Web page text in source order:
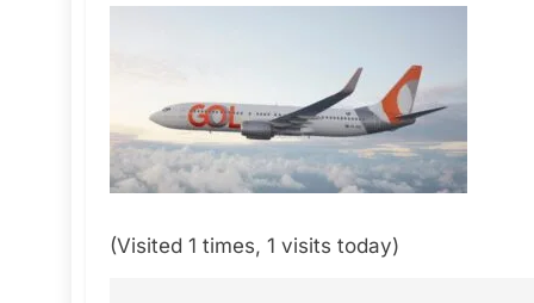
Por Dentro
(Visited 1 times, 1 visits today)